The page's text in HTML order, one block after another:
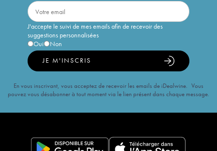
J'accepte le suivi de mes emails afin de recevoir des
suggestions personnalisées
Oui
Non
JE M'INSCRIS
En vous inscrivant, vous acceptez de recevoir les emails de iDealwine. Vous
pouvez vous désabonner à tout moment via le lien présent dans chaque message.